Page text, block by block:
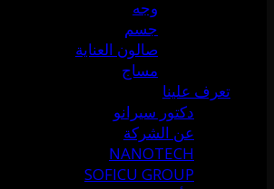
وجه
جسم
صالون العناية
مساج
تعرف علينا
دكتور سيرانو
عن الشركة
NANOTECH
SOFICU GROUP